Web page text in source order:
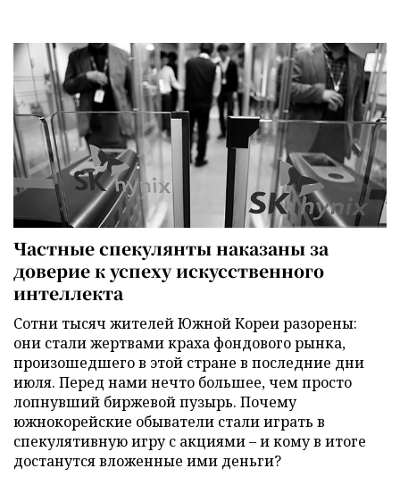
Частные спекулянты наказаны за
доверие к успеху искусственного
интеллекта
Сотни тысяч жителей Южной Кореи разорены:
они стали жертвами краха фондового рынка,
произошедшего в этой стране в последние дни
июля. Перед нами нечто большее, чем просто
лопнувший биржевой пузырь. Почему
южнокорейские обыватели стали играть в
спекулятивную игру с акциями – и кому в итоге
достанутся вложенные ими деньги?